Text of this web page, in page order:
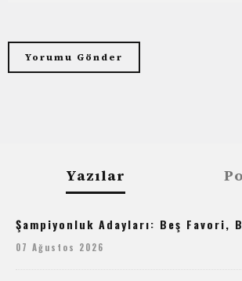
Yazılar
Şampiyonluk Adayları: Beş Favori,
07 Ağustos 2026